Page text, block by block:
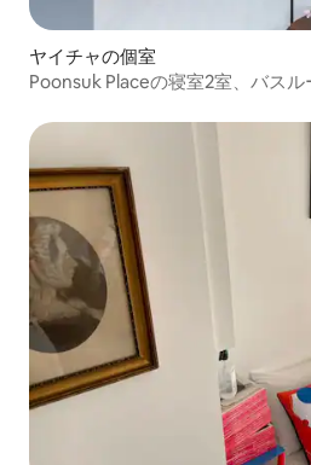
ヤイチャの個室
Poonsuk Placeの寝室2室、バスル